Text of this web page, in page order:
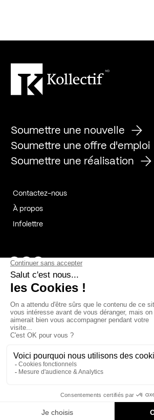
Soumettre une nouvelle
Soumettre une offre d'emploi
Soumettre une réalisation
Contactez-nous
À propos
Infolettre
Page Facebook de Kollectif
Page Instagram de Kollectif
Page Linkedin de Kollectif
Bâtiment-Durable-Québec-1
Esquisses-1
MP-1 v2com-1
Cookies